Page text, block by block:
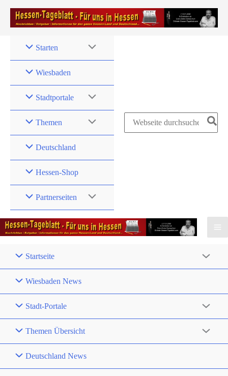
Zum
Inhalt
Starten
Wiesbaden
Stadtportale
Themen
Deutschland
Hessen-Shop
Partnerseiten
Search
Startseite
Wiesbaden News
Stadt-Portale
Themen Übersicht
Deutschland News